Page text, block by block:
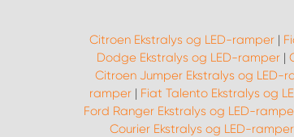
Citroen Ekstralys og LED-ramper|
Dodge Ekstralys og LED-ramper |
Citroen Jumper Ekstralys og LED-
ramper| Fiat Talento Ekstralys og
Ford Ranger Ekstralys og LED-
Courier Ekstralys og LED-ramper